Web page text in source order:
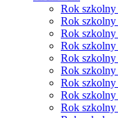
Rok
Rok
Rok
Rok
Rok szkolny
Rok szkolny
Rok
Rok
Rok